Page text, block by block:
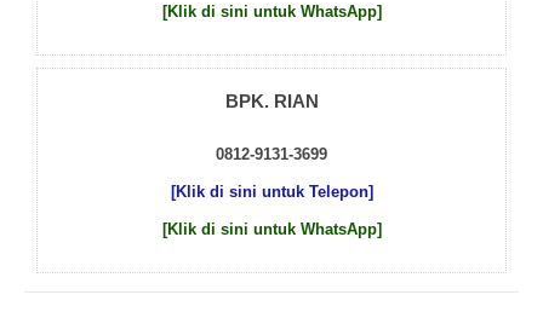
[Klik di sini untuk WhatsApp]
BPK. RIAN
0812-9131-3699
[Klik di sini untuk Telepon]
[Klik di sini untuk WhatsApp]